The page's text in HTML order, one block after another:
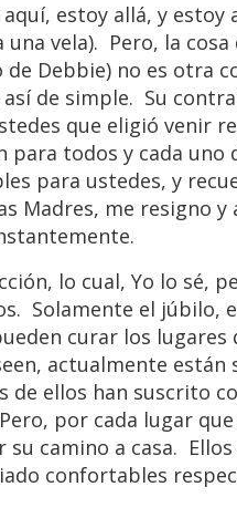
estoy allá, y
vela). Pero, la
Debbie) no es otra
de simple. Su
que eligió venir
todos y cada uno
para ustedes, y
Madres, me resigno
lo cual, Yo lo sé,
Solamente el júbilo,
curar los
actualmente
de ellos han suscrito
por cada lugar
camino a casa.
confortables